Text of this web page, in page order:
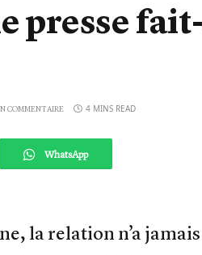
presse
COMMENTAIRE 4 MINS READ
WhatsApp
la relation n’a